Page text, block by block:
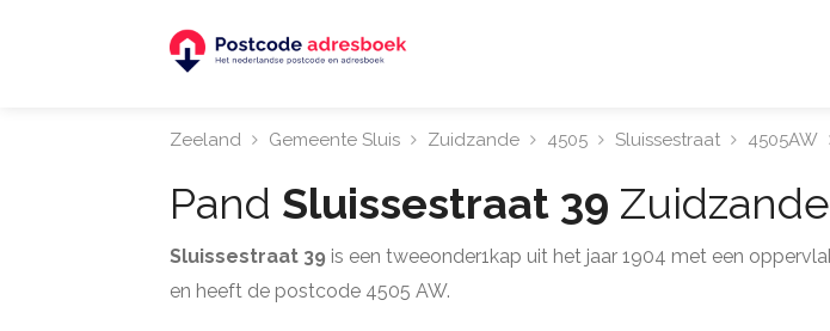
Zeeland Gemeente Sluis Zuidzande 4505 Sluissestraat 4505AW
Pand Sluissestraat 39 Zuidzande
Sluissestraat 39 is een tweeonder1kap uit het jaar 1904 met een
en heeft de postcode 4505 AW.